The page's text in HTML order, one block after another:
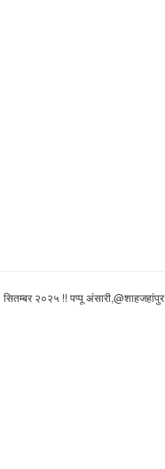
२०२५ !! पप्पू अंसारी,@शाहजहांपुर